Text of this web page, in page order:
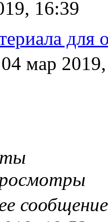
16:39
для
04 мар